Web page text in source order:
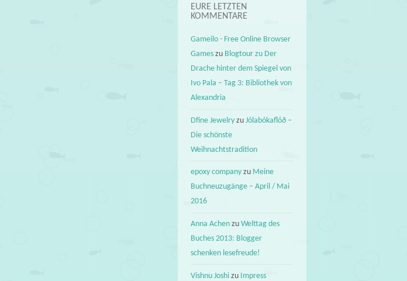
EURE LETZTEN
KOMMENTARE
Gameilo - Free Online Browser
Games zu Blogtour zu Der
Drache hinter dem Spiegel von
Ivo Pala – Tag 3: Bibliothek von
Alexandria
Dfine Jewelry zuJólabókaflóð –
Die schönste
Weihnachtstradition
epoxy company zu Meine
Buchneuzugänge – April / Mai
2016
Anna Achen zuWelttag des
Buches 2013: Blogger
schenken lesefreude!
Vishnu Joshi zu Impress